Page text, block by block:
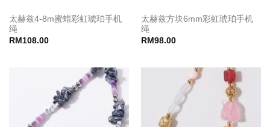
太赫兹4-8m蜜蜡彩虹琥珀手机
绳
RM108.00
太赫兹方块6mm彩虹琥珀手机
绳
RM98.00